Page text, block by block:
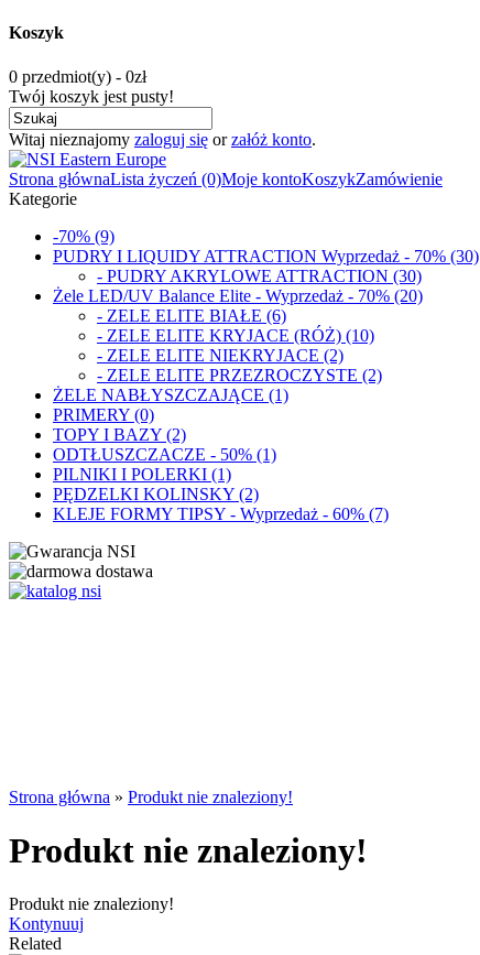
Koszyk
0 przedmiot(y) - 0zł
Twój koszyk jest pusty!
Witaj nieznajomy zaloguj się orzałóż konto.
Strona głównaLista życzeń (0)Moje kontoKoszykZamówienie
Kategorie
-70% (9)
PUDRY I LIQUIDY ATTRACTION Wyprzedaż - 70% (30)
- PUDRY AKRYLOWE ATTRACTION (30)
Żele LED/UV Balance Elite - Wyprzedaż - 70% (20)
- ZELE ELITE BIAŁE (6)
- ZELE ELITE KRYJACE (RÓŻ) (10)
- ZELE ELITE NIEKRYJACE (2)
- ZELE ELITE PRZEZROCZYSTE (2)
ŻELE NABŁYSZCZAJĄCE (1)
PRIMERY (0)
TOPY I BAZY (2)
ODTŁUSZCZACZE - 50% (1)
PILNIKI I POLERKI (1)
PĘDZELKI KOLINSKY (2)
KLEJE FORMY TIPSY - Wyprzedaż - 60% (7)
Strona główna » Produkt nie znaleziony!
Produkt nie znaleziony!
Produkt nie znaleziony!
Kontynuuj
Related